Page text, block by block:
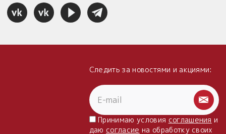
Следить за новостями и акциями:
Принимаю условия соглашения и
даю согласие на обработку своих